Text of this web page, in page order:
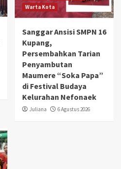
Warta Kota
Sanggar Ansisi SMPN 16
Kupang,
Persembahkan Tarian
Penyambutan
Maumere “Soka Papa”
di Festival Budaya
Kelurahan Nefonaek
Juliana 6 Agustus 2026